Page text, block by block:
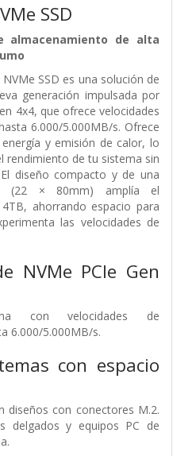
SSD
almacenamiento de alta
NVMe SSD es una solución de
generación impulsada por
4x4, que ofrece velocidades
6.000/5.000MB/s. Ofrece
y emisión de calor, lo
rendimiento de tu sistema sin
diseño compacto y de una
(22 × 80mm) amplía el
ahorrando espacio para
las velocidades de
NVMe PCIe Gen
con velocidades de
6.000/5.000MB/s.
con espacio
diseños con conectores M.2.
delgados y equipos PC de